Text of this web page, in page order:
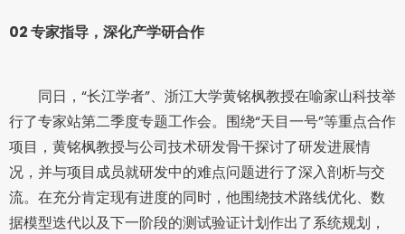
02专家指导，深化产学研合作
同日，“长江学者”、浙江大学黄铭枫教授在喻家山科技举
行了专家站第二季度专题工作会。围绕“天目一号”等重点合作
项目，黄铭枫教授与公司技术研发骨干探讨了研发进展情
况，并与项目成员就研发中的难点问题进行了深入剖析与交
流。在充分肯定现有进度的同时，他围绕技术路线优化、数
据模型迭代以及下一阶段的测试验证计划作出了系统规划，